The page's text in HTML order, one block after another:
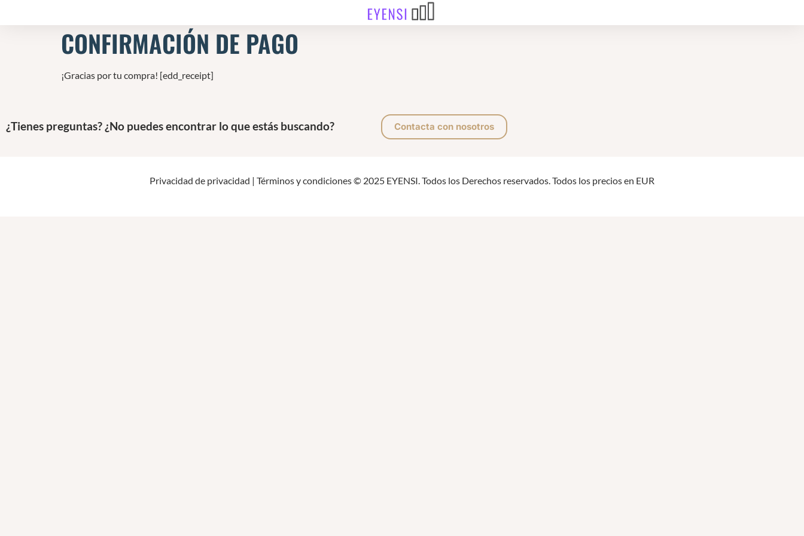
CONFIRMACIÓN DE PAGO
¡Gracias por tu compra! [edd_receipt]
¿Tienes preguntas? ¿No puedes encontrar lo que estás buscando? Contacta con nosotros
Privacidad de privacidad | Términos y condiciones© 2025 EYENSI. Todos los Derechos reservados. Todos los precios en EUR